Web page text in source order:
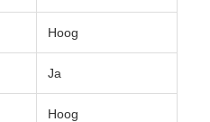
Hoog
Ja
Hoog